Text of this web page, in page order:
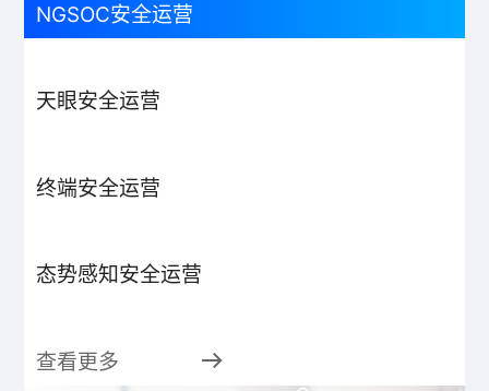
NGSOC安全运营
天眼安全运营
终端安全运营
态势感知安全运营
查看更多